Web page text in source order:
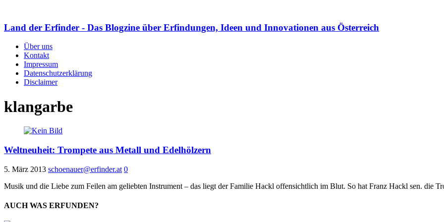
Land der Erfinder - Das Blogzine über Erfindungen, Ideen und Innovationen aus Österreich
Über uns
Kontakt
Impressum
Datenschutzerklärung
Disclaimer
klangarbe
Weltneuheit: Trompete aus Metall und Edelhölzern
5. März 2013 schoenauer@erfinder.at 0
Musik und die Liebe zum Feilen am geliebten Instrument – das liegt der Familie Hackl offensichtlich im Blut. So hat Franz Hackl sen. die
AUCH WAS ERFUNDEN?